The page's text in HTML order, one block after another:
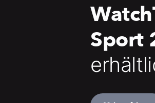
Sport